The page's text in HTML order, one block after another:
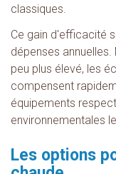
classiques.
Ce gain d'efficacité
dépenses
peu plus élevé, les
compensent
équipements
environnementales
Les options